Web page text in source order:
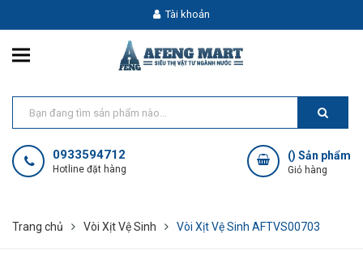
Tài khoản
0933594712
Hotline đặt hàng
() Sản phẩm
Giỏ hàng
Trang chủ Vòi Xịt Vệ Sinh Vòi Xịt Vệ Sinh AFTVS00703